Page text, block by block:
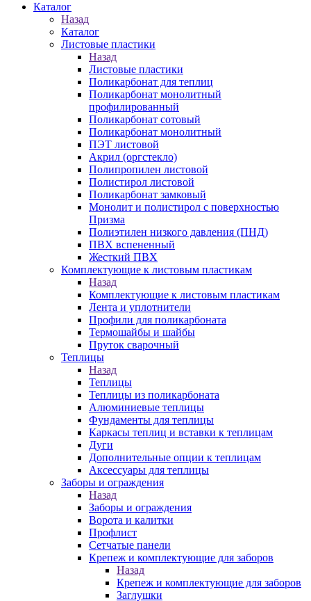
Каталог
Назад
Каталог
Листовые пластики
Назад
Листовые пластики
Поликарбонат для теплиц
Поликарбонат монолитный
профилированный
Поликарбонат сотовый
Поликарбонат монолитный
ПЭТ листовой
Акрил (оргстекло)
Полипропилен листовой
Полистирол листовой
Поликарбонат замковый
Монолит и полистирол с поверхностью
Призма
Полиэтилен низкого давления (ПНД)
ПВХ вспененный
Жесткий ПВХ
Комплектующие к листовым пластикам
Назад
Комплектующие к листовым пластикам
Лента и уплотнители
Профили для поликарбоната
Термошайбы и шайбы
Пруток сварочный
Теплицы
Назад
Теплицы
Теплицы из поликарбоната
Алюминиевые теплицы
Фундаменты для теплицы
Каркасы теплиц и вставки к теплицам
Дуги
Дополнительные опции к теплицам
Аксессуары для теплицы
Заборы и ограждения
Назад
Заборы и ограждения
Ворота и калитки
Профлист
Сетчатые панели
Крепеж и комплектующие для заборов
Назад
Крепеж и комплектующие для заборов
Заглушки